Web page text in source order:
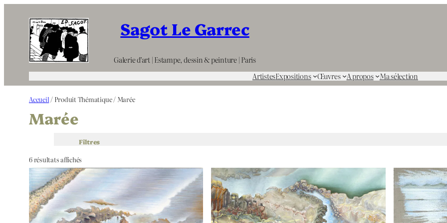
contenu
Sagot Le Garrec
Galerie d’art | Estampe, dessin & peinture | Paris
ArtistesExpositions Œuvres A propos Ma sélection
Accueil / Produit Thématique / Marée
Marée
Filtres
6 résultats affichés